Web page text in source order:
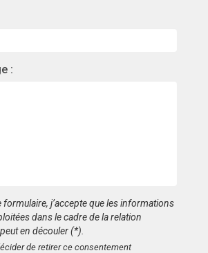
:
formulaire, j’accepte que les informations
dans le cadre de la relation
en découler (*).
de retirer ce consentement